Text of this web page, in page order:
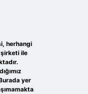
herhangi
ile
yer